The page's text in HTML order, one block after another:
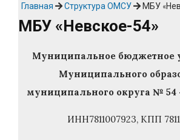
Главная Структура ОМСУ МБУ
МБУ «Невское-54»
Муниципальное бюджетное
Муниципального
муниципального округа № 54
ИНН7811007923, КПП